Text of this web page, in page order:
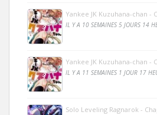
Yankee JK Kuzuhana-chan -
IL Y A 10 SEMAINES 5 JOURS 14
Yankee JK Kuzuhana-chan -
IL Y A 11 SEMAINES 1 JOUR 17
Solo Leveling Ragnarok -